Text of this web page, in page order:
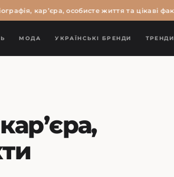
кар’єра, особисте життя та цікаві факти
МОДА УКРАЇНСЬКІ БРЕНДИ ТРЕНДИ